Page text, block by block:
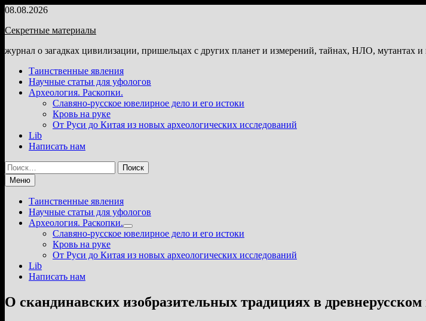
Перейти
содержимому
08.08.2026
Секретные материалы
журнал о загадках цивилизации, пришельцах с других планет и измерений, тайнах, НЛО, мутантах
Таинственные явления
Научные статьи для уфологов
Археология. Раскопки.
Славяно-русское ювелирное дело и его истоки
Кровь на руке
От Руси до Китая из новых археологических исследований
Lib
Написать нам
Найти:
Меню
Таинственные явления
Научные статьи для уфологов
Археология. Раскопки.
Показать
подменю
Славяно-русское ювелирное дело и его истоки
Кровь на руке
От Руси до Китая из новых археологических исследований
Lib
Написать нам
О скандинавских изобразительных традициях в древнерусском